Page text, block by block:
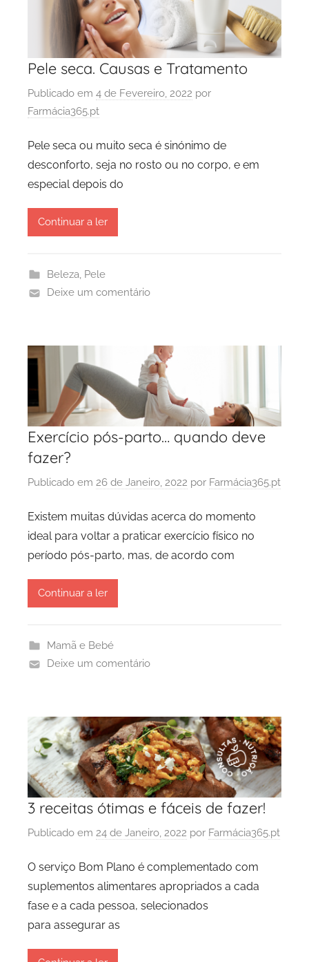
Pele seca. Causas e Tratamento
Publicado em 4 de Fevereiro, 2022 por
Farmácia365.pt
Pele seca ou muito seca é sinónimo de
desconforto, seja no rosto ou no corpo, e em
especial depois do
Continuar a ler
Beleza, Pele
Deixe um comentário
Exercício pós-parto… quando deve
fazer?
Publicado em 26 de Janeiro, 2022 por Farmácia365.pt
Existem muitas dúvidas acerca do momento
ideal para voltar a praticar exercício físico no
período pós-parto, mas, de acordo com
Continuar a ler
Mamã e Bebé
Deixe um comentário
3 receitas ótimas e fáceis de fazer!
Publicado em 24 de Janeiro, 2022 por Farmácia365.pt
O serviço Bom Plano é complementado com
suplementos alimentares apropriados a cada
fase e a cada pessoa, selecionados
para assegurar as